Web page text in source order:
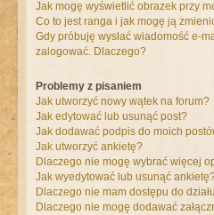
Jak mogę wyświetlić obrazek przy
Co to jest ranga i jak mogę ją
Gdy próbuję wysłać wiadomość e-
zalogować. Dlaczego?
Problemy z pisaniem
Jak utworzyć nowy wątek na forum?
Jak edytować lub usunąć post?
Jak dodawać podpis do moich
Jak utworzyć ankietę?
Dlaczego nie mogę wybrać więcej
Jak wyedytować lub usunąć
Dlaczego nie mam dostępu do
Dlaczego nie mogę dodawać